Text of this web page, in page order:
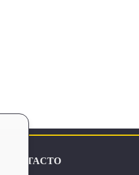
CONTACTO